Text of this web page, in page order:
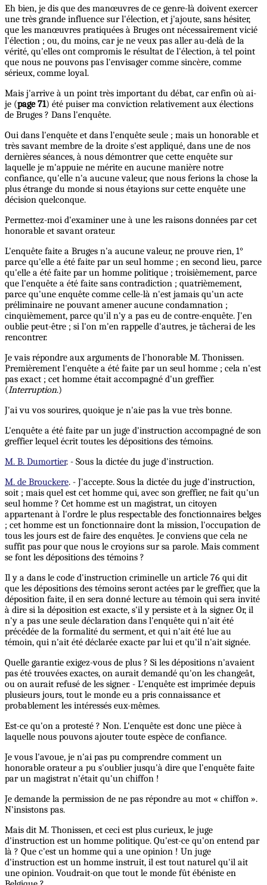
Eh bien, je dis que des manœuvres de ce genre-là doivent exercer
une très grande influence sur l'élection, et j'ajoute, sans hésiter,
que les manœuvres pratiquées à Bruges ont nécessairement vicié
l'élection ; ou, du moins, car je ne veux pas aller au-delà de la
vérité, qu'elles ont compromis le résultat de l'élection, à tel point
que nous ne pouvons pas l'envisager comme sincère, comme
sérieux, comme loyal.
Mais j'arrive à un point très important du débat, car enfin où ai-
je (page 71) été puiser ma conviction relativement aux élections
de Bruges ? Dans l'enquête.
Oui dans l'enquête et dans l'enquête seule ; mais un honorable et
très savant membre de la droite s'est appliqué, dans une de nos
dernières séances, à nous démontrer que cette enquête sur
laquelle je m'appuie ne mérite en aucune manière notre
confiance, qu'elle n'a aucune valeur, que nous ferions la chose la
plus étrange du monde si nous étayions sur cette enquête une
décision quelconque.
Permettez-moi d'examiner une à une les raisons données par cet
honorable et savant orateur.
L'enquête faite a Bruges n'a aucune valeur, ne prouve rien, 1°
parce qu'elle a été faite par un seul homme ; en second lieu, parce
qu'elle a été faite par un homme politique ; troisièmement, parce
que l'enquête a été faite sans contradiction ; quatrièmement,
parce qu'une enquête comme celle-là n'est jamais qu'un acte
préliminaire ne pouvant amener aucune condamnation ;
cinquièmement, parce qu'il n'y a pas eu de contre-enquête. J'en
oublie peut-être ; si l'on m'en rappelle d'autres, je tâcherai de les
rencontrer.
Je vais répondre aux arguments de l'honorable M. Thonissen.
Premièrement l'enquête a été faite par un seul homme ; cela n'est
pas exact ; cet homme était accompagné d'un greffier.
(Interruption.)
J'ai vu vos sourires, quoique je n'aie pas la vue très bonne.
L'enquête a été faite par un juge d'instruction accompagné de son
greffier lequel écrit toutes les dépositions des témoins.
M. B. Dumortier. - Sous la dictée du juge d'instruction.
M. de Brouckere. - J'accepte. Sous la dictée du juge d'instruction,
soit ; mais quel est cet homme qui, avec son greffier, ne fait qu'un
seul homme ? Cet homme est un magistrat, un citoyen
appartenant à l'ordre le plus respectable des fonctionnaires belges
; cet homme est un fonctionnaire dont la mission, l'occupation de
tous les jours est de faire des enquêtes. Je conviens que cela ne
suffit pas pour que nous le croyions sur sa parole. Mais comment
se font les dépositions des témoins ?
Il y a dans le code d'instruction criminelle un article 76 qui dit
que les dépositions des témoins seront actées par le greffier, que la
déposition faite, il en sera donné lecture au témoin qui sera invité
à dire si la déposition est exacte, s'il y persiste et à la signer. Or, il
n'y a pas une seule déclaration dans l'enquête qui n'ait été
précédée de la formalité du serment, et qui n'ait été lue au
témoin, qui n'ait été déclarée exacte par lui et qu'il n'ait signée.
Quelle garantie exigez-vous de plus ? Si les dépositions n'avaient
pas été trouvées exactes, on aurait demandé qu'on les changeât,
ou on aurait refusé de les signer. - L'enquête est imprimée depuis
plusieurs jours, tout le monde eu a pris connaissance et
probablement les intéressés eux-mêmes.
Est-ce qu'on a protesté ? Non. L'enquête est donc une pièce à
laquelle nous pouvons ajouter toute espèce de confiance.
Je vous l'avoue, je n'ai pas pu comprendre comment un
honorable orateur a pu s'oublier jusqu'à dire que l’enquête faite
par un magistrat n'était qu'un chiffon !
Je demande la permission de ne pas répondre au mot « chiffon ».
N'insistons pas.
Mais dit M. Thonissen, et ceci est plus curieux, le juge
d'instruction est un homme politique. Qu'est-ce qu'on entend par
là ? Que c'est un homme qui a une opinion ! Un juge
d'instruction est un homme instruit, il est tout naturel qu'il ait
une opinion. Voudrait-on que tout le monde fût ébéniste en